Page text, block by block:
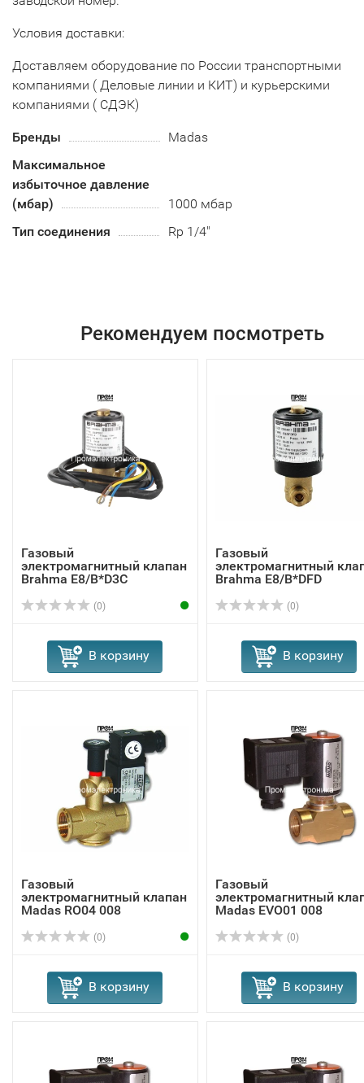
Условия доставки:
Доставляем оборудование по России транспортными
компаниями ( Деловые линии и КИТ) и курьерскими
компаниями ( СДЭК)
Бренды
Madas
Максимальное
избыточное давление
(мбар)
1000 мбар
Тип соединения
Rp 1/4"
Рекомендуем посмотреть
Газовый
электромагнитный клапан
Brahma E8/B*D3C
(0)
В корзину
Газовый
электромагнитный
Brahma Е8/B*DFD
(0)
В корзину
Газовый
электромагнитный клапан
Madas RO04 008
(0)
В корзину
Газовый
электромагнитный
Madas EVО01 008
(0)
В корзину